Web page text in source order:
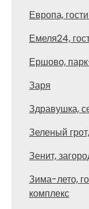
Европа,
Емеля24,
Ершово,
Заря
Здравушка,
Зеленый
Зенит,
Зима-лето,
комплекс